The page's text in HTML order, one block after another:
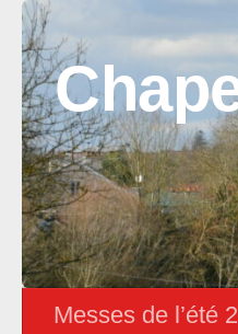
Skip to content
Messes de l’été